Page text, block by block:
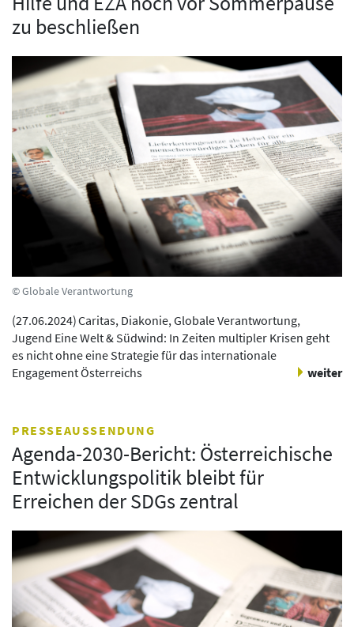
zu beschließen
© Globale Verantwortung
(27.06.2024)Caritas, Diakonie, Globale Verantwortung,
Jugend Eine Welt & Südwind: In Zeiten multipler Krisen geht
es nicht ohne eine Strategie für das internationale
Engagement Österreichs
weiter
PRESSEAUSSENDUNG
Agenda-2030-Bericht: Österreichische
Entwicklungspolitik bleibt für
Erreichen der SDGs zentral